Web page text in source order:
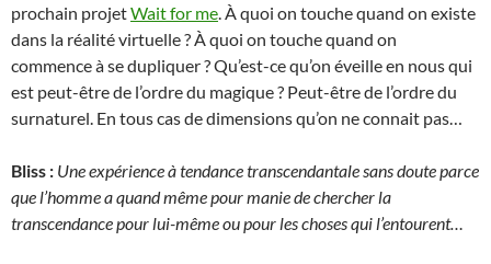
prochain projetWait for me. À quoi on touche quand on existe
dans la réalité virtuelle ? À quoi on touche quand on
commence à se dupliquer ? Qu’est-ce qu’on éveille en nous qui
est peut-être de l’ordre du magique ? Peut-être de l’ordre du
surnaturel. En tous cas de dimensions qu’on ne connait pas…
Bliss : Une expérience à tendance transcendantale sans doute parce
que l’homme a quand même pour manie de chercher la
transcendance pour lui-même ou pour les choses qui l’entourent…